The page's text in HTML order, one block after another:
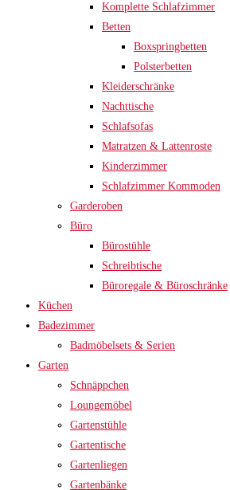
Komplette Schlafzimmer
Betten
Boxspringbetten
Polsterbetten
Kleiderschränke
Nachttische
Schlafsofas
Matratzen & Lattenroste
Kinderzimmer
Schlafzimmer Kommoden
Garderoben
Büro
Bürostühle
Schreibtische
Büroregale & Büroschränke
Küchen
Badezimmer
Badmöbelsets & Serien
Garten
Schnäppchen
Loungemöbel
Gartenstühle
Gartentische
Gartenliegen
Gartenbänke